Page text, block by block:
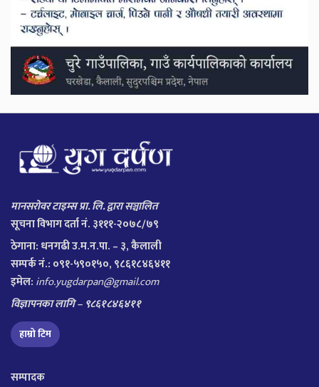
मानसरोवर टाइम्स प्रा. लि. द्वारा सञ्चालित
सूचना विभाग दर्ता नं. ३१११-२०७८/७९
ठेगाना: धनगढी उ.म.न.पा. – ३, कैलाली
सम्पर्क नं.: ०९१-५९०१५०, ९८६१८४६४११
इमेल: info.yugdarpan@gmail.com
विज्ञापनका लागि – ९८६१८४६४११
हाम्रो टिम
सम्पादक